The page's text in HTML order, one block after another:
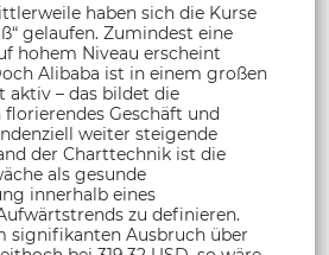
haben sich die Kurse
gelaufen. Zumindest eine
hohem Niveau erscheint
Alibaba ist in einem großen
aktiv – das bildet die
Geschäft und
weiter steigende
der Charttechnik ist die
als gesunde
innerhalb eines
zu definieren.
signifikanten Ausbruch über